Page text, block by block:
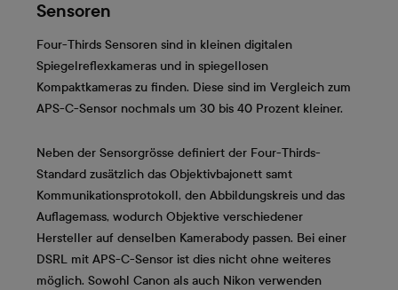
Sensoren
Four-Thirds Sensoren sind in kleinen digitalen
Spiegelreflexkameras und in spiegellosen
Kompaktkameras zu finden. Diese sind im Vergleich zum
APS-C-Sensor nochmals um 30 bis 40 Prozent kleiner.
Neben der Sensorgrösse definiert der Four-Thirds-
Standard zusätzlich das Objektivbajonett samt
Kommunikationsprotokoll, den Abbildungskreis und das
Auflagemass, wodurch Objektive verschiedener
Hersteller auf denselben Kamerabody passen. Bei einer
DSRL mit APS-C-Sensor ist dies nicht ohne weiteres
möglich. Sowohl Canon als auch Nikon verwenden